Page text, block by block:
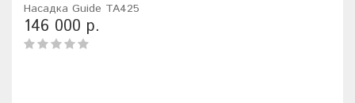
Насадка Guide TA425
146 000 р.